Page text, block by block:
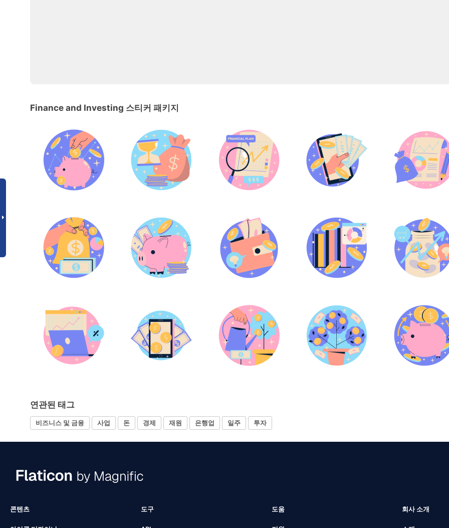
Finance and Investing 스티커 패키지
연관된 태그
비즈니스 및 금융 사업 돈 경제 재원 은행업 일주 투자
콘텐츠 도구 도움 회사 소개